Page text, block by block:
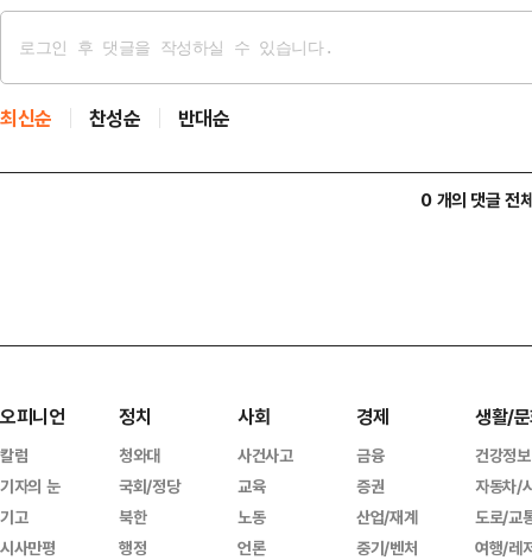
최신순 찬성순 반대순
0 개의 댓글 전
오피니언
칼럼
기자의 눈
기고
시사만평
정치
청와대
국회/정당
북한
행정
사회
사건사고
교육
노동
언론
경제
금융
증권
산업/재계
중기/벤처
생활/
건강정보
자동차/
도로/교
여행/레